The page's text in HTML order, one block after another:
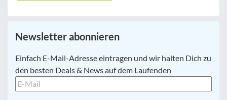
Newsletter abonnieren
E-
Mail *
Einfach E-Mail-Adresse eintragen und wir halten Dich zu
den besten Deals & News auf dem Laufenden